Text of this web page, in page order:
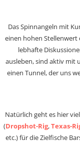
Das Spinnangeln mit
einen hohen
lebhafte
ausleben, sind aktiv mit
einen Tunnel, der uns
Natürlich geht es hier
(Dropshot-Rig,Texas-
etc.) für die Zielfische